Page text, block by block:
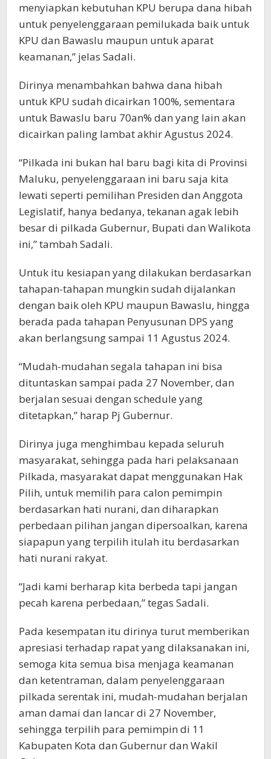
menyiapkan kebutuhan KPU berupa dana hibah
untuk penyelenggaraan pemilukada baik untuk
KPU dan Bawaslu maupun untuk aparat
keamanan,” jelas Sadali.
Dirinya menambahkan bahwa dana hibah
untuk KPU sudah dicairkan 100%, sementara
untuk Bawaslu baru 70an% dan yang lain akan
dicairkan paling lambat akhir Agustus 2024.
“Pilkada ini bukan hal baru bagi kita di Provinsi
Maluku, penyelenggaraan ini baru saja kita
lewati seperti pemilihan Presiden dan Anggota
Legislatif, hanya bedanya, tekanan agak lebih
besar di pilkada Gubernur, Bupati dan Walikota
ini,” tambah Sadali.
Untuk itu kesiapan yang dilakukan berdasarkan
tahapan-tahapan mungkin sudah dijalankan
dengan baik oleh KPU maupun Bawaslu, hingga
berada pada tahapan Penyusunan DPS yang
akan berlangsung sampai 11 Agustus 2024.
“Mudah-mudahan segala tahapan ini bisa
dituntaskan sampai pada 27 November, dan
berjalan sesuai dengan schedule yang
ditetapkan,” harap Pj Gubernur.
Dirinya juga menghimbau kepada seluruh
masyarakat, sehingga pada hari pelaksanaan
Pilkada, masyarakat dapat menggunakan Hak
Pilih, untuk memilih para calon pemimpin
berdasarkan hati nurani, dan diharapkan
perbedaan pilihan jangan dipersoalkan, karena
siapapun yang terpilih itulah itu berdasarkan
hati nurani rakyat.
“Jadi kami berharap kita berbeda tapi jangan
pecah karena perbedaan,” tegas Sadali.
Pada kesempatan itu dirinya turut memberikan
apresiasi terhadap rapat yang dilaksanakan ini,
semoga kita semua bisa menjaga keamanan
dan ketentraman, dalam penyelenggaraan
pilkada serentak ini, mudah-mudahan berjalan
aman damai dan lancar di 27 November,
sehingga terpilih para pemimpin di 11
Kabupaten Kota dan Gubernur dan Wakil